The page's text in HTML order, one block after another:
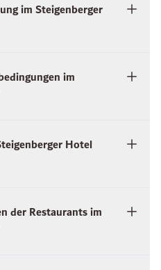
im Steigenberger
im
Hotel
der Restaurants im